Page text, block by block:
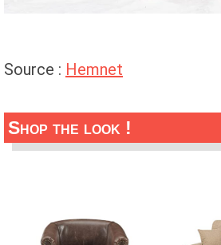
Source : Hemnet
Shop the look !